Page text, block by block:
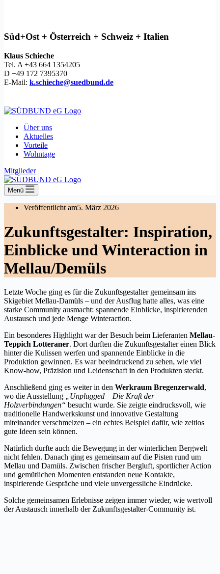
Süd+Ost + Österreich + Schweiz + Italien
Klaus Schieche
Tel. A +43 664 1354205
D +49 172 7395370
E-Mail: k.schieche@suedbund.de
Über uns
Aktuelles
Vorteile
Wohntage
Mitglieder
Menü
Veröffentlicht am5. März 2026
Zukunftsgestalter: Inspiration,
Einblicke und Winteraction in
Mellau/Demüls
Letzte Woche ging es für die Zukunftsgestalter gemeinsam ins
Skigebiet Mellau-Damüls – und der Ausflug hatte alles, was eine
starke Community ausmacht: spannende Einblicke, inspirierenden
Austausch und jede Menge Winteraction.
Ein besonderes Highlight war der Besuch beim Lieferanten Mellau-
Teppich Lotteraner. Dort durften die Zukunftsgestalter einen Blick
hinter die Kulissen werfen und spannende Einblicke in die
Produktion gewinnen. Es war beeindruckend zu sehen, wie viel
Know-how, Präzision und Leidenschaft in den Produkten steckt.
Anschließend ging es weiter in den Werkraum Bregenzerwald,
wo die Ausstellung
„Unplugged – Die Kraft der
Holzverbindungen“ besucht wurde. Sie zeigte eindrucksvoll, wie
traditionelle Handwerkskunst und innovative Gestaltung
miteinander verschmelzen – ein echtes Beispiel dafür, wie zeitlos
gute Ideen sein können.
Natürlich durfte auch die Bewegung in der winterlichen Bergwelt
nicht fehlen. Danach ging es gemeinsam auf die Pisten rund um
Mellau und Damüls. Zwischen frischer Bergluft, sportlicher Action
und gemütlichen Momenten entstanden neue Kontakte,
inspirierende Gespräche und viele unvergessliche Eindrücke.
Solche gemeinsamen Erlebnisse zeigen immer wieder, wie wertvoll
der Austausch innerhalb der Zukunftsgestalter-Community ist.